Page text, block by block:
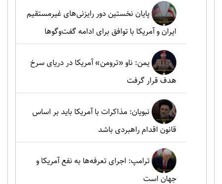
پایان نخستین دور رایزنی‌های غیرمستقیم
ایران و آمریکا با توافق برای ادامه گفت‌وگوها
یمن: ناو «ترومن» آمریکا در دریای سرخ
هدف قرار گرفت
نبویان: مذاکرات با آمریکا باید بر اساس
قانون اقدام راهبردی باشد
ترامپ: اجرای تعرفه‌ها به نفع آمریکا و
جهان است